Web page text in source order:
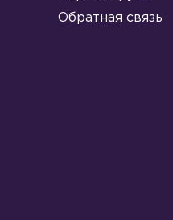
Обратная связь